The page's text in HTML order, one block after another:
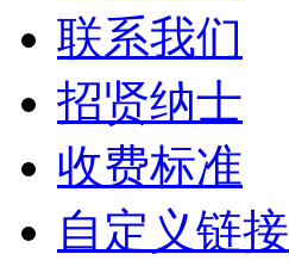
联系我们
招贤纳士
收费标准
自定义链接